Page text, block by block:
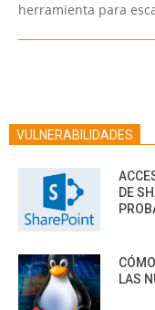
herramienta para
VULNERABILIDADES
DE
LAS